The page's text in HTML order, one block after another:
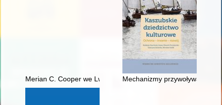
Merian C. Cooper we Lwowie w świetle ówczesnej prasy
Mechanizmy przywoływania